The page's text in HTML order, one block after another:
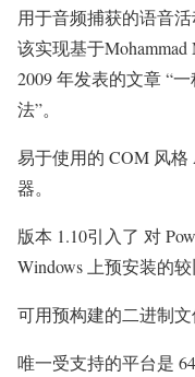
用于音频捕获的语音活
该实现基于Mohammad
2009 年发表的文章 “
法”。
易于使用的 COM 风格
器。
版本 1.10引入了 对
Windows 上预安装的较
可用预构建的二进制
唯一受支持的平台是 64